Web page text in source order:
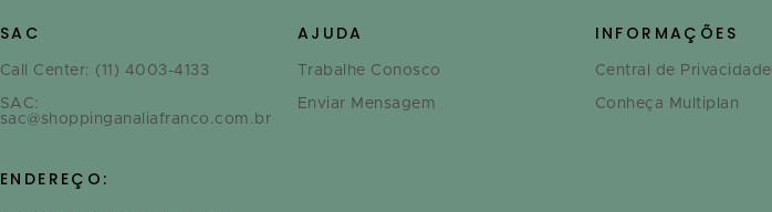
SAC
Call Center: (11) 4003-4133
SAC:
sac@shoppinganaliafranco.com.br
ENDEREÇO:
AJUDA
Trabalhe Conosco
Enviar Mensagem
INFORMAÇÕES
Central de Privacidade
Conheça Multiplan